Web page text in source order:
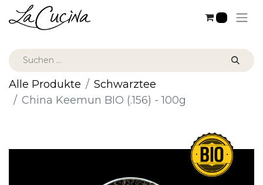
Alle Produkte
Schwarztee
China Keemun BIO (.156) - 100g